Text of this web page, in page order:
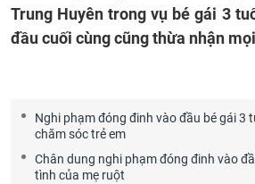
Trung Huyên trong vụ bé gái 3
đầu cuối cùng cũng thừa nhận
Nghi phạm đóng đinh vào đầu bé gái 3
chăm sóc trẻ em
Chân dung nghi phạm đóng đinh vào
tình của mẹ ruột